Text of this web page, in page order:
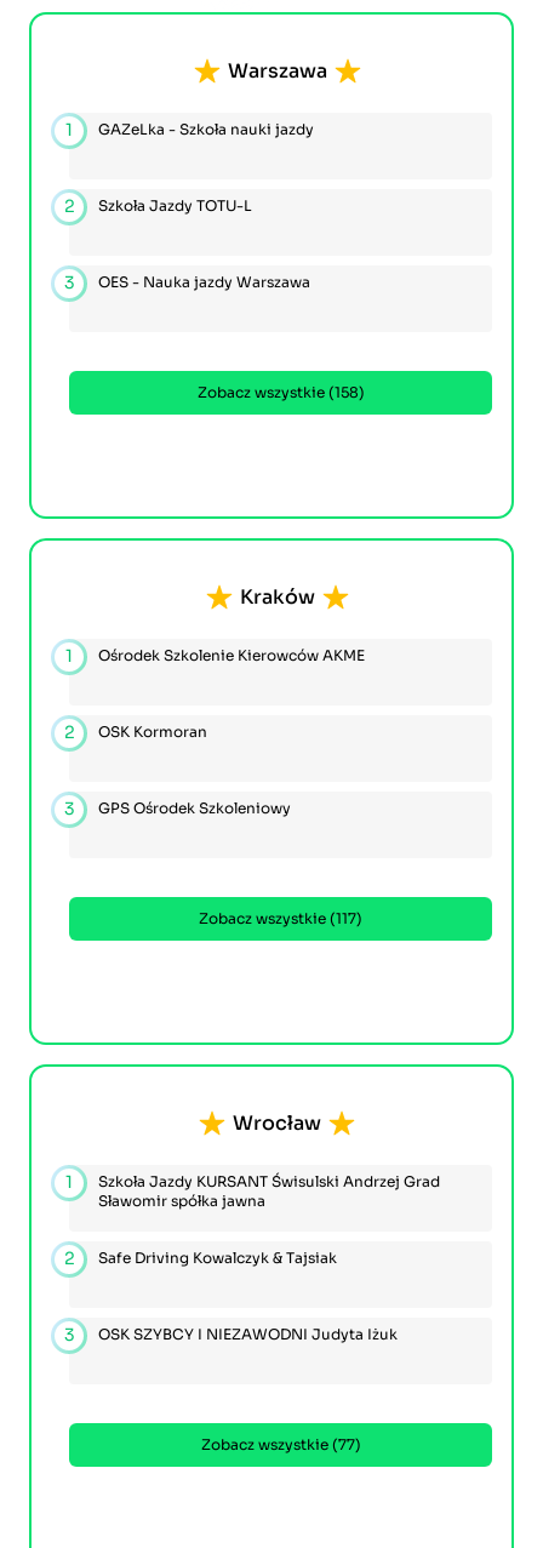
Warszawa
1 GAZeLka - Szkoła nauki jazdy
2 Szkoła Jazdy TOTU-L
3 OES - Nauka jazdy Warszawa
Zobacz wszystkie (158)
Kraków
1 Ośrodek Szkolenie Kierowców AKME
2 OSK Kormoran
3 GPS Ośrodek Szkoleniowy
Zobacz wszystkie (117)
Wrocław
1
Szkoła Jazdy KURSANT Świsulski Andrzej Grad
Sławomir spółka jawna
2 Safe Driving Kowalczyk & Tajsiak
3 OSK SZYBCY I NIEZAWODNI Judyta Iżuk
Zobacz wszystkie (77)